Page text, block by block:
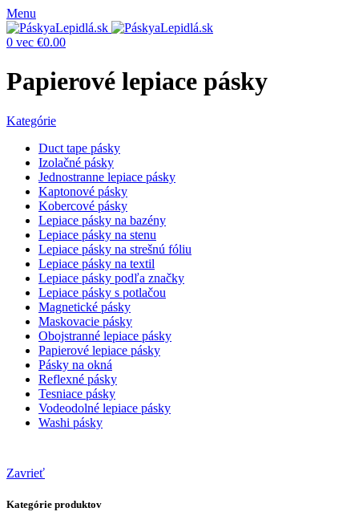
Menu
0 vec €0.00
Papierové lepiace pásky
Kategórie
Duct tape pásky
Izolačné pásky
Jednostranne lepiace pásky
Kaptonové pásky
Kobercové pásky
Lepiace pásky na bazény
Lepiace pásky na stenu
Lepiace pásky na strešnú fóliu
Lepiace pásky na textil
Lepiace pásky podľa značky
Lepiace pásky s potlačou
Magnetické pásky
Maskovacie pásky
Obojstranné lepiace pásky
Papierové lepiace pásky
Pásky na okná
Reflexné pásky
Tesniace pásky
Vodeodolné lepiace pásky
Washi pásky
Zavrieť
Kategórie produktov